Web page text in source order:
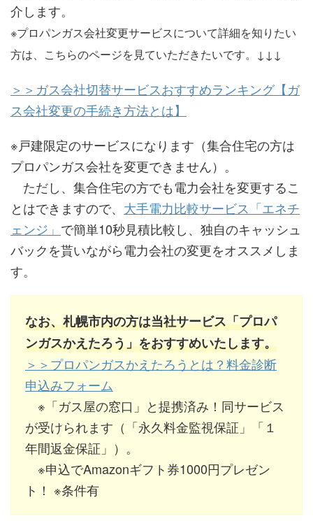
介します。
※プロパンガス会社変更サービスについて詳細を知りたい
方は、こちらのページを見ていただきたいです。↓↓↓
＞＞ガス会社切替サービスおすすめランキング【ガ
ス会社変更の手続き方法とは】
※戸建限定のサービスになります（集合住宅の方は
プロパンガス会社を変更できません）。
ただし、集合住宅の方でも電力会社を変更するこ
とはできますので、 大手電力比較サービス「エネチ
ェンジ」 で簡単10秒見積比較し、独自のキャッシュ
バックを貰いながら電力会社の変更をオススメしま
す。
なお、札幌市内の方は当社サービス「プロパ
ンガスかえたろう」をおすすめいたします。
＞＞プロパンガスかえたろうとは？料金診断
申込みフォーム
※「ガス屋の窓口」と提携済み！同サービス
が受けられます（「永久料金監視保証」「１
年間返金保証」）。
※申込でAmazonギフト券1000円プレゼン
ト！ ※条件有